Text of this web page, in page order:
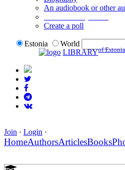
An audiobook or other
Create a poll
Estonia
World
LIBRARYof Estonia
Join · Login ·
HomeAuthorsArticlesBooks